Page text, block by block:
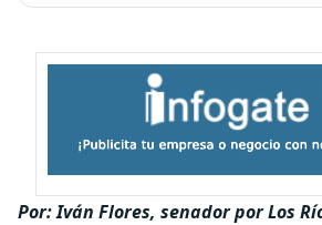
Por: Iván Flores, senador por Los